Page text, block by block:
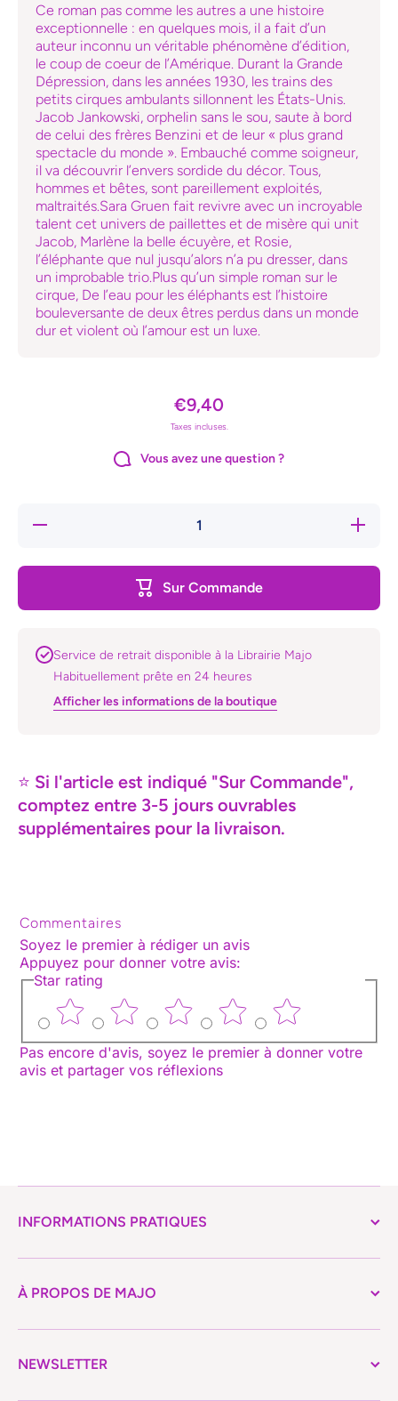
Ce roman pas comme les autres a une histoire
exceptionnelle : en quelques mois, il a fait d’un
auteur inconnu un véritable phénomène d’édition,
le coup de coeur de l’Amérique. Durant la Grande
Dépression, dans les années 1930, les trains des
petits cirques ambulants sillonnent les États-Unis.
Jacob Jankowski, orphelin sans le sou, saute à bord
de celui des frères Benzini et de leur « plus grand
spectacle du monde ». Embauché comme soigneur,
il va découvrir l’envers sordide du décor. Tous,
hommes et bêtes, sont pareillement exploités,
maltraités.Sara Gruen fait revivre avec un incroyable
talent cet univers de paillettes et de misère qui unit
Jacob, Marlène la belle écuyère, et Rosie,
l’éléphante que nul jusqu’alors n’a pu dresser, dans
un improbable trio.Plus qu’un simple roman sur le
cirque, De l’eau pour les éléphants est l’histoire
bouleversante de deux êtres perdus dans un monde
dur et violent où l’amour est un luxe.
€9,40
Taxes incluses.
Vous avez une question ?
Réduire la
la
pour les
Sur Commande
Service de retrait disponible à la Librairie Majo
Habituellement prête en 24 heures
Afficher les informations de la boutique
⭐ Si l'article est indiqué "Sur Commande",
comptez entre 3-5 jours ouvrables
supplémentaires pour la livraison.
Commentaires
Soyez le premier à rédiger un avis
Appuyez pour donner votre avis:
Star rating
Pas encore d'avis, soyez le premier à donner votre
avis et partager vos réflexions
INFORMATIONS PRATIQUES
À PROPOS DE MAJO
NEWSLETTER